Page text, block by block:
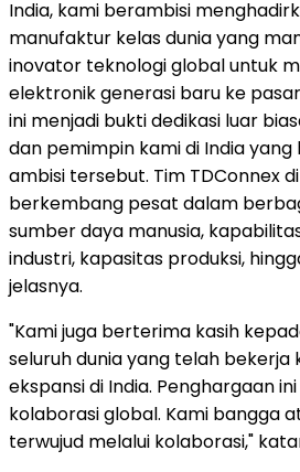
India, kami berambisi
manufaktur kelas dunia yang
inovator teknologi global untuk
elektronik generasi baru ke
ini menjadi bukti dedikasi luar
dan pemimpin kami di India
ambisi tersebut. Tim TDConnex
berkembang pesat dalam
sumber daya manusia,
industri, kapasitas produksi,
jelasnya.
"Kami juga berterima kasih
seluruh dunia yang telah bekerja
ekspansi di India. Penghargaan
kolaborasi global. Kami bangga
terwujud melalui kolaborasi,"